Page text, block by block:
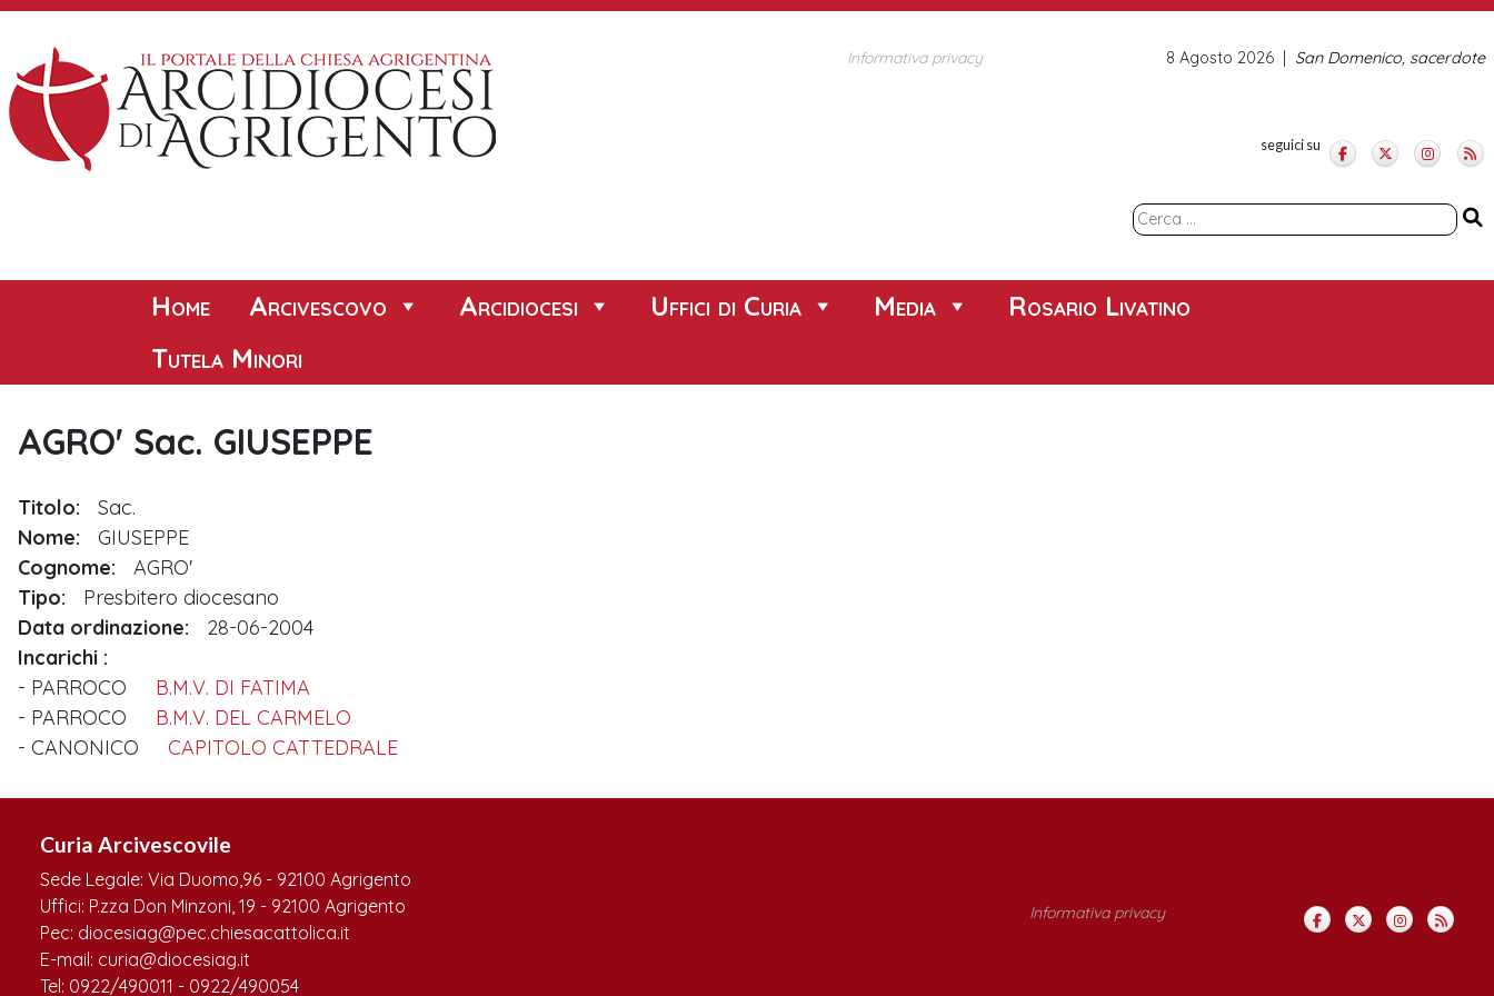
Skip
content
Informativa privacy San Domenico, sacerdote
8 Agosto 2026
seguici su
Ricerca
Home Arcivescovo Arcidiocesi Uffici di Curia Media
Rosario Livatino
Tutela Minori
AGRO' Sac. GIUSEPPE
Titolo:
Sac.
Nome:
GIUSEPPE
Cognome:
AGRO'
Tipo:
Presbitero diocesano
Data ordinazione:
28-06-2004
Incarichi
PARROCO
B.M.V. DI FATIMA
PARROCO
B.M.V. DEL CARMELO
CANONICO
CAPITOLO CATTEDRALE
Curia Arcivescovile
Sede Legale: Via Duomo,96 - 92100 Agrigento
Uffici: P.zza Don Minzoni, 19 - 92100 Agrigento
Pec: diocesiag@pec.chiesacattolica.it
E-mail: curia@diocesiag.it
Tel: 0922/490011 - 0922/490054
Informativa privacy